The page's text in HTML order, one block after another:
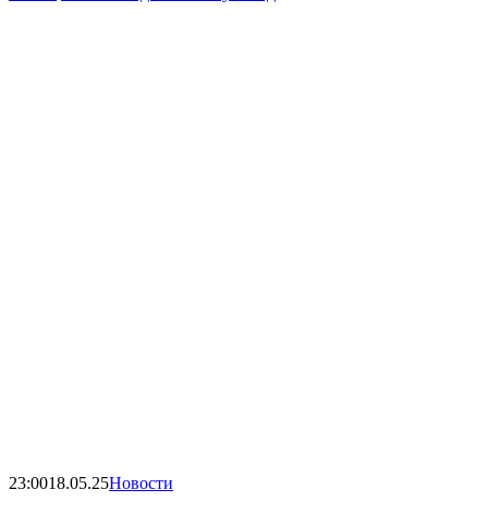
23:0018.05.25Новости